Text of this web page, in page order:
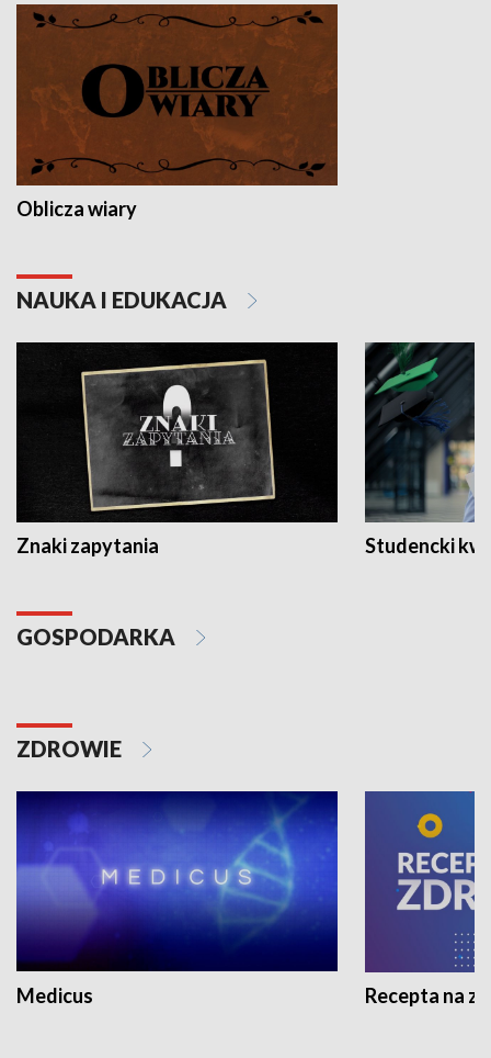
Oblicza wiary
NAUKA I EDUKACJA
Znaki zapytania Studencki
GOSPODARKA
ZDROWIE
Medicus Recepta na